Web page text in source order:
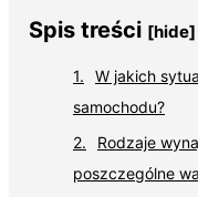
Spis treści [hide]
W jakich
samochodu?
Rodzaje
poszczególne